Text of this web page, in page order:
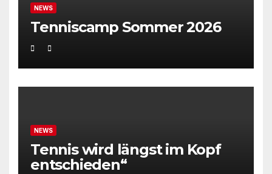
NEWS
Tenniscamp Sommer 2026
NEWS
Tennis wird längst im Kopf
entschieden“